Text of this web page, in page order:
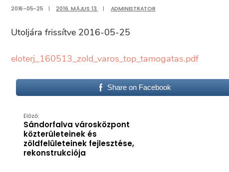
2016-05-25 | 2016. MÁJUS 13. | ADMINISTRATOR
Utoljára frissítve 2016-05-25
eloterj_160513_zold_varos_top_tamogatas.pdf
Share on Facebook
Előző:
Sándorfalva városközpont
közterületeinek és
zöldfelületeinek fejlesztése,
rekonstrukciója